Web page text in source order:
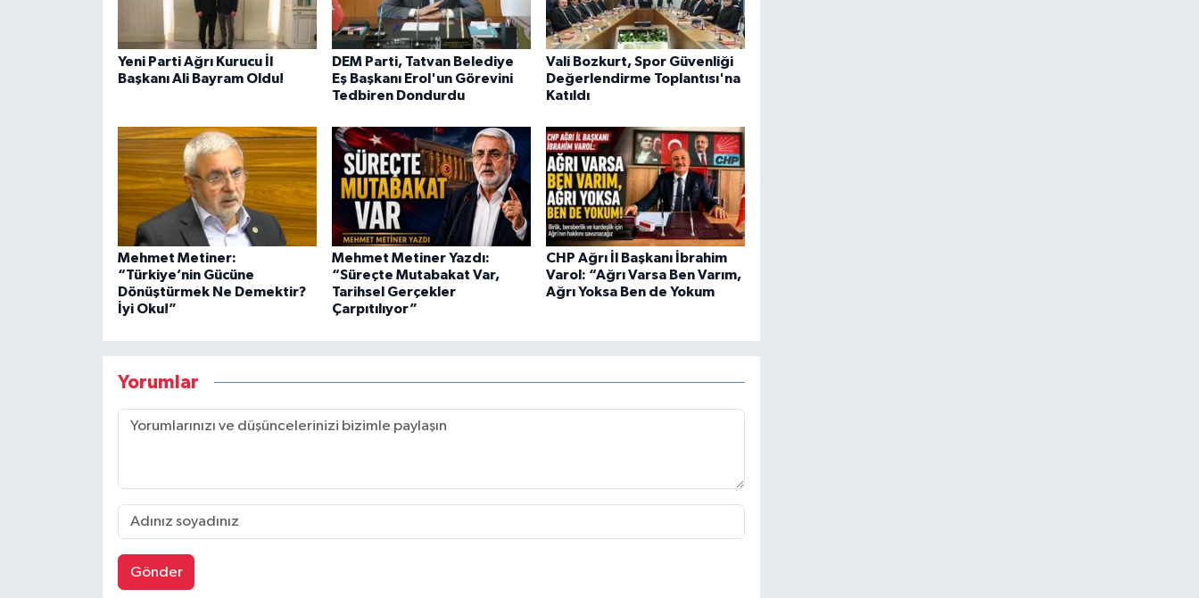
Yeni Parti Ağrı Kurucu İl
Başkanı Ali Bayram Oldu!
DEM Parti, Tatvan Belediye
Eş Başkanı Erol'un Görevini
Tedbiren Dondurdu
Vali Bozkurt, Spor Güvenliği
Değerlendirme Toplantısı'na
Katıldı
Mehmet Metiner:
“Türkiye’nin Gücüne
Dönüştürmek Ne Demektir?
İyi Oku!”
Mehmet Metiner Yazdı:
“Süreçte Mutabakat Var,
Tarihsel Gerçekler
Çarpıtılıyor”
CHP Ağrı İl Başkanı İbrahim
Varol: “Ağrı Varsa Ben Varım,
Ağrı Yoksa Ben de Yokum
Yorumlar
Gönder